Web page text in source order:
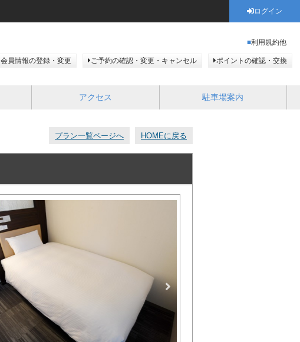
ログイン
利用規約他
会員情報の登録・変更 ご予約の確認・変更・キャンセル ポイントの確認・交換
アクセス 駐車場案内
プラン一覧ページへ HOMEに戻る